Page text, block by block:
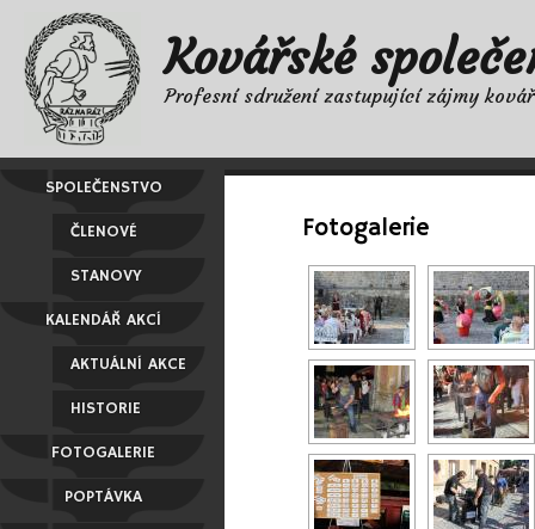
Kovářské
Profesní sdružení zastupující zájmy
SPOLEČENSTVO
ČLENOVÉ
STANOVY
KALENDÁŘ AKCÍ
AKTUÁLNÍ AKCE
HISTORIE
FOTOGALERIE
POPTÁVKA
Fotogalerie